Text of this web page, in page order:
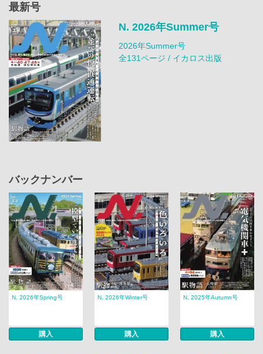
最新号
N. 2026年Summer号
2026年Summer号
全131ページ / イカロス出版
バックナンバー
N. 2026年Spring号
購入
N. 2026年Winter号
購入
N. 2025年Autumn号
購入